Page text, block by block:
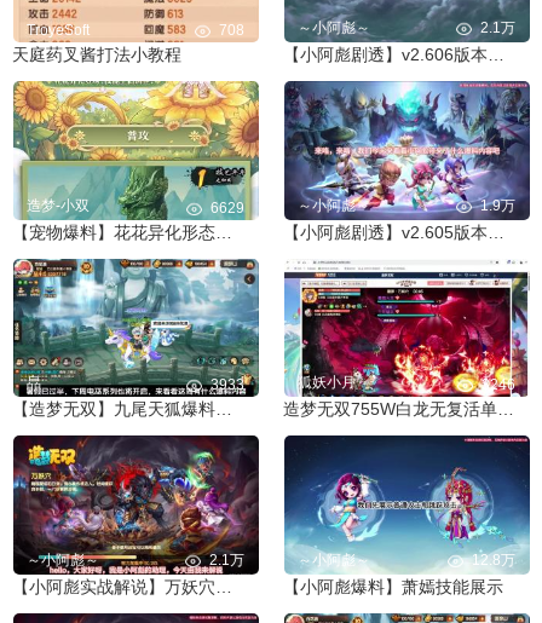
TroyeSoft 708
天庭药叉酱打法小教程
～小阿彪～ 2.1万
造梦-小双 6629 ～小阿彪～ 1.9万
皛 3933
【造梦无双】九尾天狐爆料！鸽几年的玩家交易行即将上线！
狐妖小月 3246
造梦无双755W白龙无复活单刷雷巫
～小阿彪～ 2.1万 ～小阿彪～ 12.8万
【小阿彪爆料】萧嫣技能展示